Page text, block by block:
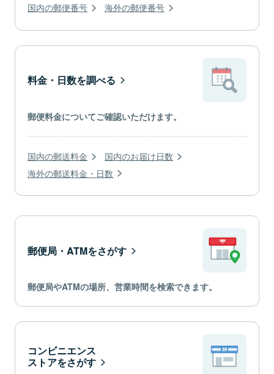
国内の郵便番号 海外の郵便番号
料金・日数を調べる
郵便料金についてご確認いただけます。
国内の郵送料金
国内のお届け日数
海外の郵送料金・日数
郵便局・ATMをさがす
郵便局やATMの場所、営業時間を検索できます。
コンビニエンス
ストアをさがす